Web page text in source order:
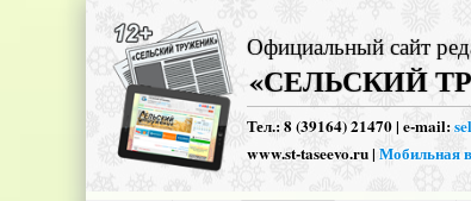
Официальный сайт
«СЕЛЬСКИЙ
Тел.: 8 (39164) 21470 | e-mail:
www.st-taseevo.ru | Мобильная